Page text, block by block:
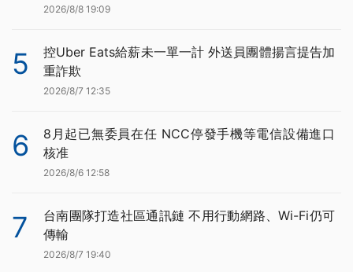
2026/8/8 19:09
5
控Uber Eats給薪未一單一計 外送員團體揚言提告加
重詐欺
2026/8/7 12:35
6
8月起已無委員在任 NCC停發手機等電信設備進口
核准
2026/8/6 12:58
7
台南團隊打造社區通訊鏈 不用行動網路、Wi-Fi仍可
傳輸
2026/8/7 19:40